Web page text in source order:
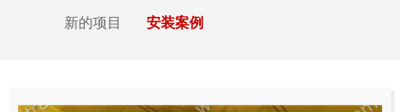
新的项目 安装案例